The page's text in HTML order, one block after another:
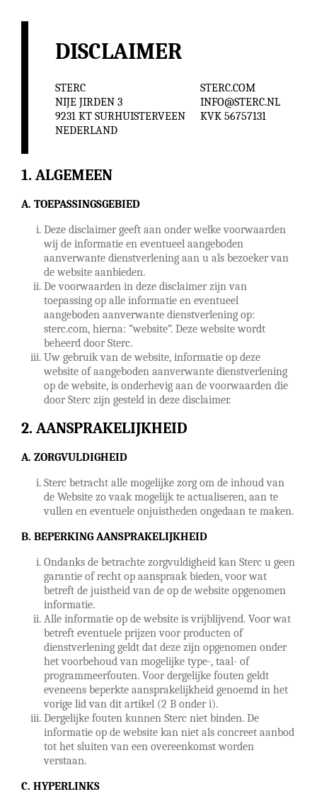
DISCLAIMER
STERC
NIJE JIRDEN 3
9231 KT SURHUISTERVEEN
NEDERLAND
STERC.COM
INFO@STERC.NL
KVK 56757131
ALGEMEEN
A. TOEPASSINGSGEBIED
Deze disclaimer geeft aan onder welke voorwaarden
wij de informatie en eventueel aangeboden
aanverwante dienstverlening aan u als bezoeker van
de website aanbieden.
De voorwaarden in deze disclaimer zijn van
toepassing op alle informatie en eventueel
aangeboden aanverwante dienstverlening op:
sterc.com, hierna: “website”. Deze website wordt
beheerd door Sterc.
Uw gebruik van de website, informatie op deze
website of aangeboden aanverwante dienstverlening
op de website, is onderhevig aan de voorwaarden die
door Sterc zijn gesteld in deze disclaimer.
AANSPRAKELIJKHEID
A. ZORGVULDIGHEID
Sterc betracht alle mogelijke zorg om de inhoud van
de Website zo vaak mogelijk te actualiseren, aan te
vullen en eventuele onjuistheden ongedaan te maken.
B. BEPERKING AANSPRAKELIJKHEID
Ondanks de betrachte zorgvuldigheid kan Sterc u geen
garantie of recht op aanspraak bieden, voor wat
betreft de juistheid van de op de website opgenomen
informatie.
Alle informatie op de website is vrijblijvend. Voor wat
betreft eventuele prijzen voor producten of
dienstverlening geldt dat deze zijn opgenomen onder
het voorbehoud van mogelijke type-, taal- of
programmeerfouten. Voor dergelijke fouten geldt
eveneens beperkte aansprakelijkheid genoemd in het
vorige lid van dit artikel (2 B onder i).
Dergelijke fouten kunnen Sterc niet binden. De
informatie op de website kan niet als concreet aanbod
tot het sluiten van een overeenkomst worden
verstaan.
C. HYPERLINKS